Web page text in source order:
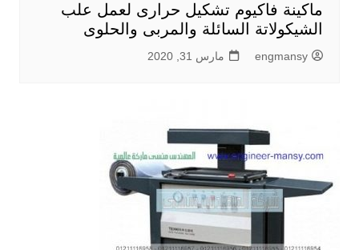
ماكينة فاكيوم تشكيل حرارى لعمل علب
الشيكولاتة السائلة والمربى والحلوى
engmansy مارس 31, 2020